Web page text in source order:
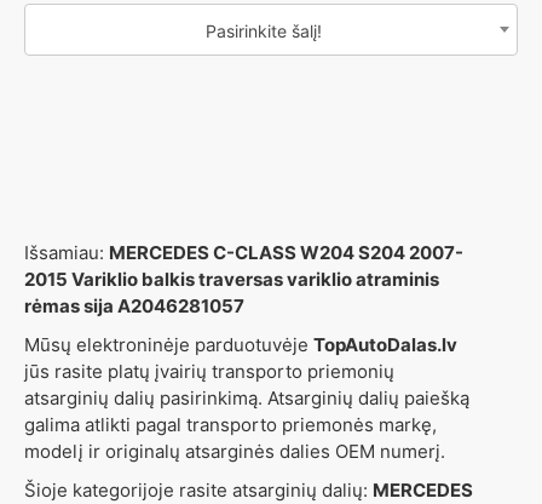
Pasirinkite šalį!
Išsamiau: MERCEDES C-CLASS W204 S204 2007-
2015 Variklio balkis traversas variklio atraminis
rėmas sija A2046281057
Mūsų elektroninėje parduotuvėje TopAutoDalas.lv
jūs rasite platų įvairių transporto priemonių
atsarginių dalių pasirinkimą. Atsarginių dalių paiešką
galima atlikti pagal transporto priemonės markę,
modelį ir originalų atsarginės dalies OEM numerį.
Šioje kategorijoje rasite atsarginių dalių: MERCEDES